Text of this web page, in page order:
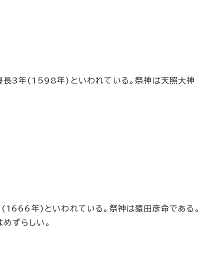
長3年(1598年)といわれている。祭神は天照大神
年)といわれている。祭神は猿田彦命である。
ずらしい。